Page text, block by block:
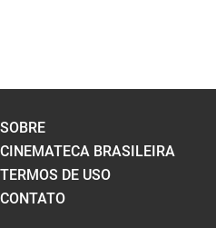
SOBRE
CINEMATECA BRASILEIRA
TERMOS DE USO
CONTATO